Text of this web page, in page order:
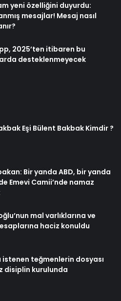
yeni özelliğini duyurdu:
mesajlar! Mesaj nasıl
2025’ten itibaren bu
desteklenmeyecek
Eşi Bülent Bakbak Kimdir ?
Bir yanda ABD, bir yanda
Emevi Camii’nde namaz
mal varlıklarına ve
haciz konuldu
istenen teğmenlerin dosyası
disiplin kurulunda